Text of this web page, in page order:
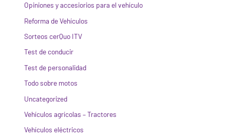
Opiniones y accesiorios para el vehículo
Reforma de Vehículos
Sorteos cerQuo ITV
Test de conducir
Test de personalidad
Todo sobre motos
Uncategorized
Vehículos agrícolas – Tractores
Vehículos eléctricos